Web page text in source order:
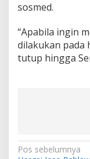
sosmed.
“Apabila ingin
dilakukan pada
tutup hingga
N
Pos sebelumnya